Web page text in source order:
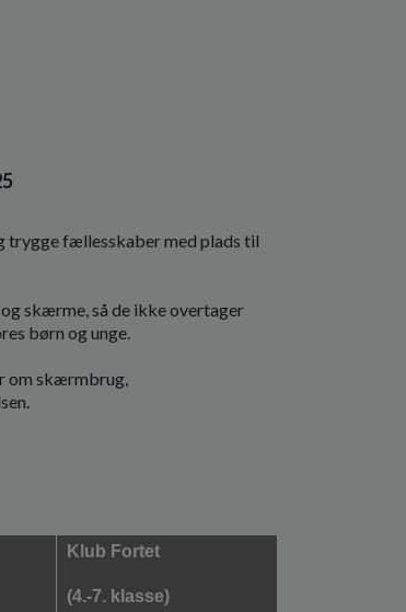
trygge fællesskaber med plads til
skærme, så de ikke overtager
børn og unge.
om skærmbrug,
Klub Fortet
(4.-7. klasse)